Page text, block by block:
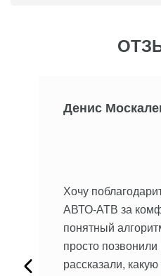
Денис
Хочу
АВТО-АТВ за
понятный
просто
рассказали,